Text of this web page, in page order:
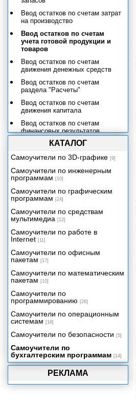
РЕКЛАМА
Ввод остатков по счетам затрат
на производство
Ввод остатков по счетам
учета готовой продукции и
товаров
Ввод остатков по счетам
движения денежных средств
Ввод остатков по счетам
раздела "Расчеты"
Ввод остатков по счетам
движения капитала
Ввод остатков по счетам
финансовых результатов
Ввод остатков в забалансовые
налогового учета
амортизируемого имущества
Ввод данных до текущей даты
банках
Расчеты с подотчетными
Учет материалов
Учет поступления,
перемещения товаров
Учет основных средств
Учет нематериальных активов и
расходов на научно-
исследовательские, опытно-
технологические работы
Учет услуг сторонних
организаций
Начисление и выплата
заработной платы
КАТАЛОГ
Самоучители по 3D-графике [9]
Самоучители по инженерным
программам [10]
Самоучители по графическим
программам [24]
Самоучители по средствам
мультимедиа [12]
Самоучители по работе в
Internet [11]
Самоучители по офисным
пакетам [17]
Самоучители по математическим
пакетам [10]
Самоучители по
программированию [26]
Самоучители по операционным
системам [16]
Самоучители по безопасности [5]
Самоучители по
бухгалтерским программам [14]